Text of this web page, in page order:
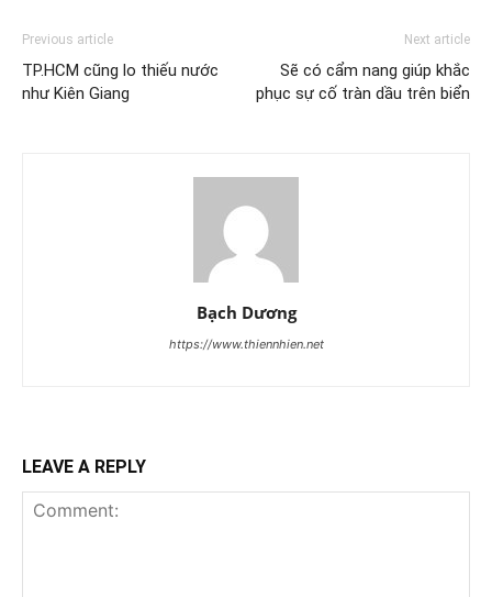
Previous article
TP.HCM cũng lo thiếu nước
như Kiên Giang
Next article
Sẽ có cẩm nang giúp khắc
phục sự cố tràn dầu trên biển
Bạch Dương
https://www.thiennhien.net
LEAVE A REPLY